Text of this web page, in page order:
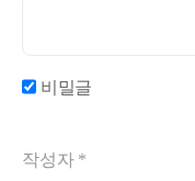
비밀글
작성자 *